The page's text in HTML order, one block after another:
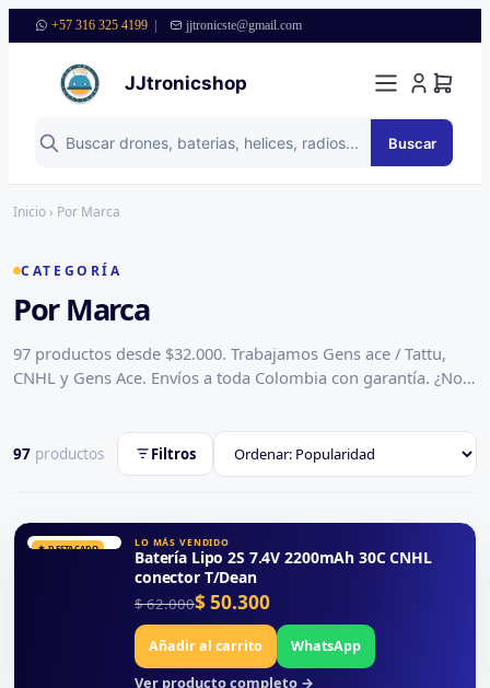
+57 316 325 4199 jjtronicste@gmail.com
JJtronicshop
Buscar
Inicio › Por Marca
CATEGORÍA
Por Marca
97 productos desde $32.000. Trabajamos Gens ace / Tattu,
CNHL y Gens Ace. Envíos a toda Colombia con garantía. ¿No
97 productos Filtros
★ DESTACADO LO MÁS VENDIDO
Batería Lipo 2S 7.4V 2200mAh 30C CNHL
conector T/Dean
$62.000
El precio original era: $ 62.000.
$50.300
El precio actual es: $ 50.300.
Añadir al carrito WhatsApp
Ver producto completo →